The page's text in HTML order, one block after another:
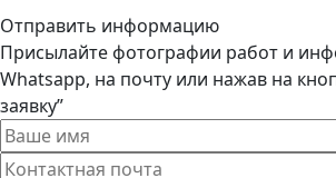
Отправить информацию
Присылайте фотографии работ и
Whatsapp, на почту или нажав на
заявку”